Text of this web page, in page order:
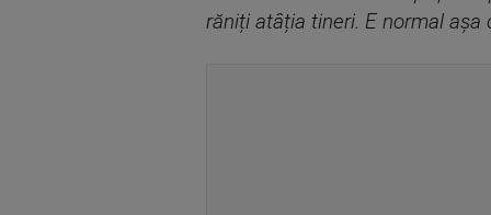
răniți atâția tineri. E normal așa